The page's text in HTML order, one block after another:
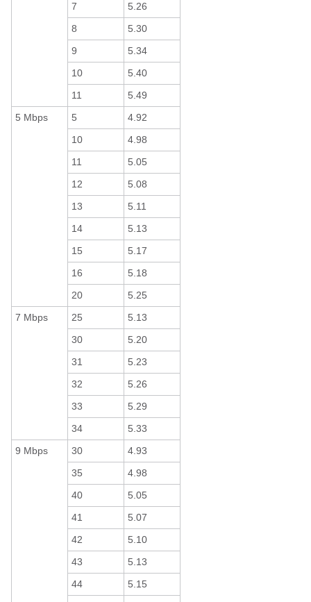
7
5.26
8
5.30
9
5.34
10
5.40
11
5.49
5 Mbps
5
4.92
10
4.98
11
5.05
12
5.08
13
5.11
14
5.13
15
5.17
16
5.18
20
5.25
7 Mbps
25
5.13
30
5.20
31
5.23
32
5.26
33
5.29
34
5.33
9 Mbps
30
4.93
35
4.98
40
5.05
41
5.07
42
5.10
43
5.13
44
5.15